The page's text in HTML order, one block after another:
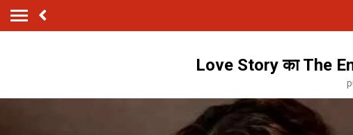
Love Story का The